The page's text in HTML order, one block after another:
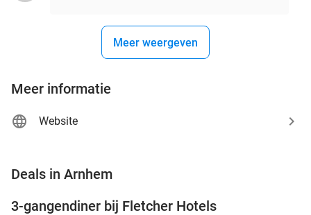
Meer weergeven
Meer informatie
Website
Deals in Arnhem
3-gangendiner bij Fletcher Hotels